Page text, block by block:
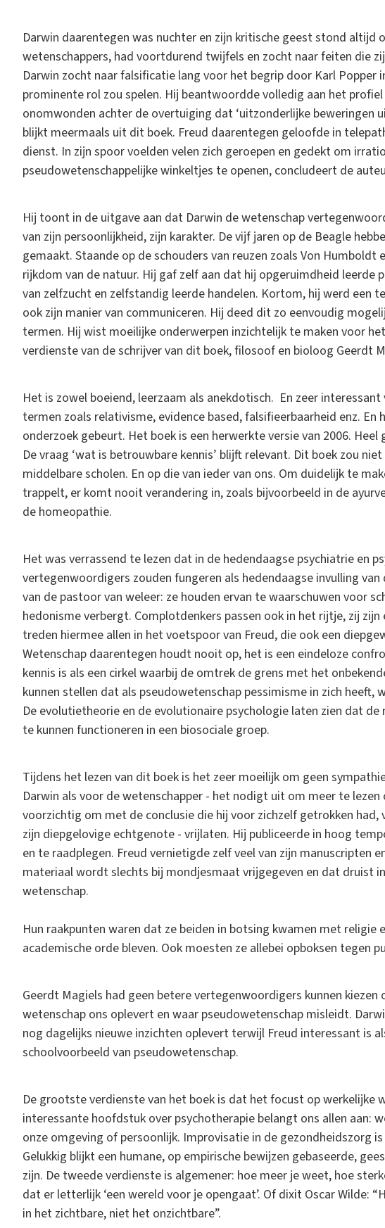
Darwin daarentegen was nuchter en zijn kritische geest stond altijd
wetenschappers, had voortdurend twijfels en zocht naar feiten die
Darwin zocht naar falsificatie lang voor het begrip door Karl Popper
prominente rol zou spelen. Hij beantwoordde volledig aan het
onomwonden achter de overtuiging dat ‘uitzonderlijke beweringen
blijkt meermaals uit dit boek. Freud daarentegen geloofde in
dienst. In zijn spoor voelden velen zich geroepen en gedekt om
pseudowetenschappelijke winkeltjes te openen, concludeert de
Hij toont in de uitgave aan dat Darwin de wetenschap
van zijn persoonlijkheid, zijn karakter. De vijf jaren op de Beagle
gemaakt. Staande op de schouders van reuzen zoals Von Humboldt
rijkdom van de natuur. Hij gaf zelf aan dat hij opgeruimdheid leerde
van zelfzucht en zelfstandig leerde handelen. Kortom, hij werd een
ook zijn manier van communiceren. Hij deed dit zo eenvoudig
termen. Hij wist moeilijke onderwerpen inzichtelijk te maken voor
verdienste van de schrijver van dit boek, filosoof en bioloog Geerdt
Het is zowel boeiend, leerzaam als anekdotisch. En zeer
termen zoals relativisme, evidence based, falsifieerbaarheid enz. En
onderzoek gebeurt. Het boek is een herwerkte versie van 2006.
De vraag ‘wat is betrouwbare kennis’ blijft relevant. Dit boek zou
middelbare scholen. En op die van ieder van ons. Om duidelijk te
trappelt, er komt nooit verandering in, zoals bijvoorbeeld in de
de homeopathie.
Het was verrassend te lezen dat in de hedendaagse psychiatrie en
vertegenwoordigers zouden fungeren als hedendaagse invulling
van de pastoor van weleer: ze houden ervan te waarschuwen voor
hedonisme verbergt. Complotdenkers passen ook in het rijtje, zij zijn
treden hiermee allen in het voetspoor van Freud, die ook een
Wetenschap daarentegen houdt nooit op, het is een eindeloze
kennis is als een cirkel waarbij de omtrek de grens met het
kunnen stellen dat als pseudowetenschap pessimisme in zich heeft,
De evolutietheorie en de evolutionaire psychologie laten zien dat
te kunnen functioneren in een biosociale groep.
Tijdens het lezen van dit boek is het zeer moeilijk om geen
Darwin als voor de wetenschapper - het nodigt uit om meer te
voorzichtig om met de conclusie die hij voor zichzelf getrokken
zijn diepgelovige echtgenote - vrijlaten. Hij publiceerde in hoog
en te raadplegen. Freud vernietigde zelf veel van zijn manuscripten
materiaal wordt slechts bij mondjesmaat vrijgegeven en dat druist
wetenschap.
Hun raakpunten waren dat ze beiden in botsing kwamen met religie
academische orde bleven. Ook moesten ze allebei opboksen tegen
Geerdt Magiels had geen betere vertegenwoordigers kunnen
wetenschap ons oplevert en waar pseudowetenschap misleidt.
nog dagelijks nieuwe inzichten oplevert terwijl Freud interessant is
schoolvoorbeeld van pseudowetenschap.
De grootste verdienste van het boek is dat het focust op werkelijke
interessante hoofdstuk over psychotherapie belangt ons allen aan:
onze omgeving of persoonlijk. Improvisatie in de gezondheidszorg
Gelukkig blijkt een humane, op empirische bewijzen gebaseerde,
zijn. De tweede verdienste is algemener: hoe meer je weet, hoe
dat er letterlijk ‘een wereld voor je opengaat’. Of dixit Oscar Wilde:
in het zichtbare, niet het onzichtbare”.